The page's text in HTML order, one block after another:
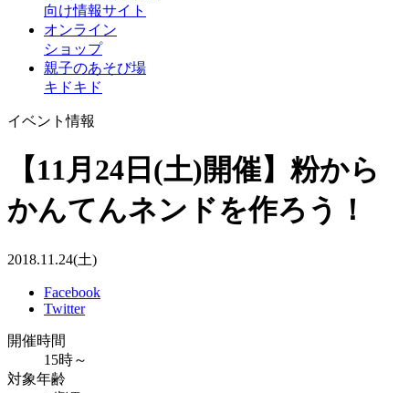
向け情報サイト
オンライン
ショップ
親子のあそび場
キドキド
イベント情報
【11月24日(土)開催】粉から
かんてんネンドを作ろう！
2018.11.24(土)
Facebook
Twitter
開催時間
15時～
対象年齢